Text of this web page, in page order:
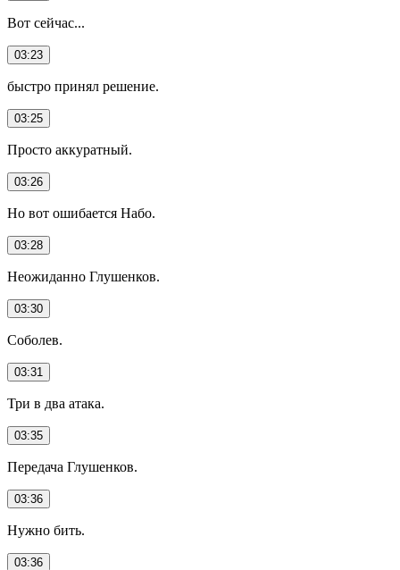
Вот сейчас...
03:23
быстро принял решение.
03:25
Просто аккуратный.
03:26
Но вот ошибается Набо.
03:28
Неожиданно Глушенков.
03:30
Соболев.
03:31
Три в два атака.
03:35
Передача Глушенков.
03:36
Нужно бить.
03:36